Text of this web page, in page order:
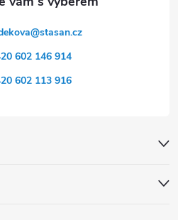
@stasan.cz
602 146 914
602 113 916